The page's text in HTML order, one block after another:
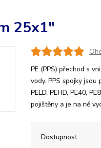
25x1"
PE (PPS) přechod s
vody. PPS spojky jsou
PELD, PEHD, PE40,
pojištěny a je na ně
Dostupnost